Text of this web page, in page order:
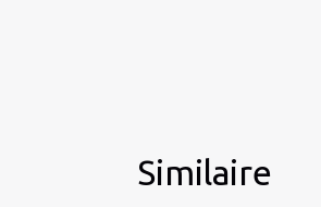
Similaire